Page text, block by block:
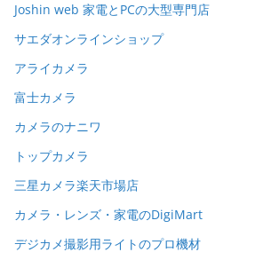
Joshin web 家電とPCの大型専門店
サエダオンラインショップ
アライカメラ
富士カメラ
カメラのナニワ
トップカメラ
三星カメラ楽天市場店
カメラ・レンズ・家電のDigiMart
デジカメ撮影用ライトのプロ機材